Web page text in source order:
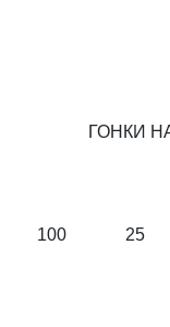
ГОНКИ
100 25